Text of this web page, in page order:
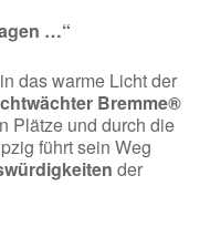
…“
das warme Licht der
Bremme®
Plätze und durch die
führt sein Weg
der